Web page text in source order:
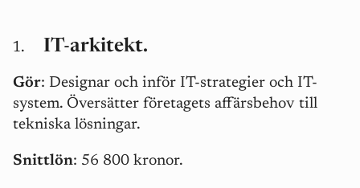
IT-arkitekt.
Gör: Designar och inför IT-strategier och IT-
system. Översätter företagets affärsbehov till
tekniska lösningar.
Snittlön: 56 800 kronor.